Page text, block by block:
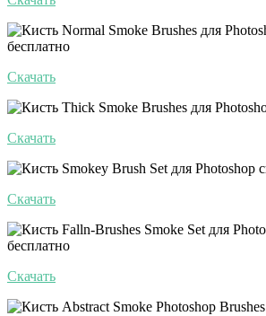
Скачать
Скачать
Скачать
Скачать